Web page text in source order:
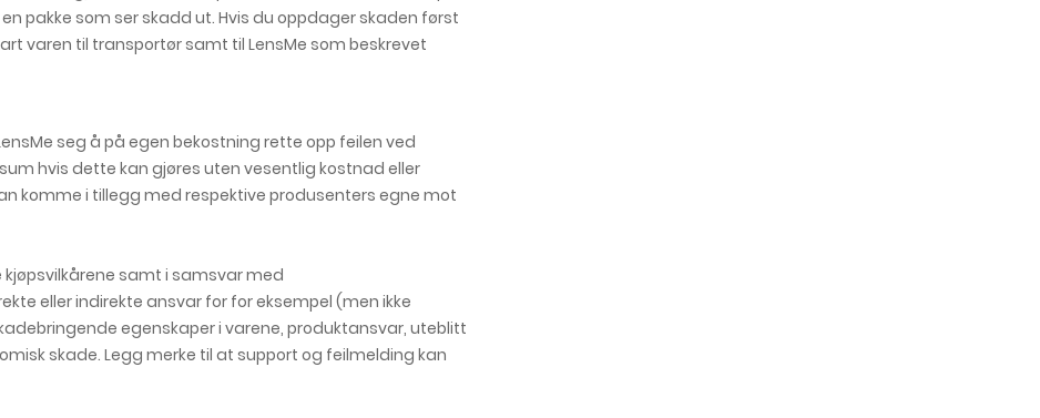
pakke som ser skadd ut. Hvis du oppdager skaden først
varen til transportør samt til LensMe som beskrevet
seg å på egen bekostning rette opp feilen ved
hvis dette kan gjøres uten vesentlig kostnad eller
komme i tillegg med respektive produsenters egne mot
samt i samsvar med
eller indirekte ansvar for for eksempel (men ikke
egenskaper i varene, produktansvar, uteblitt
skade. Legg merke til at support og feilmelding kan